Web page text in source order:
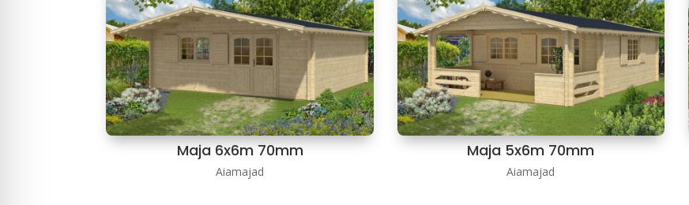
Maja 6x6m 70mm
Aiamajad
Maja 5x6m 70mm
Aiamajad